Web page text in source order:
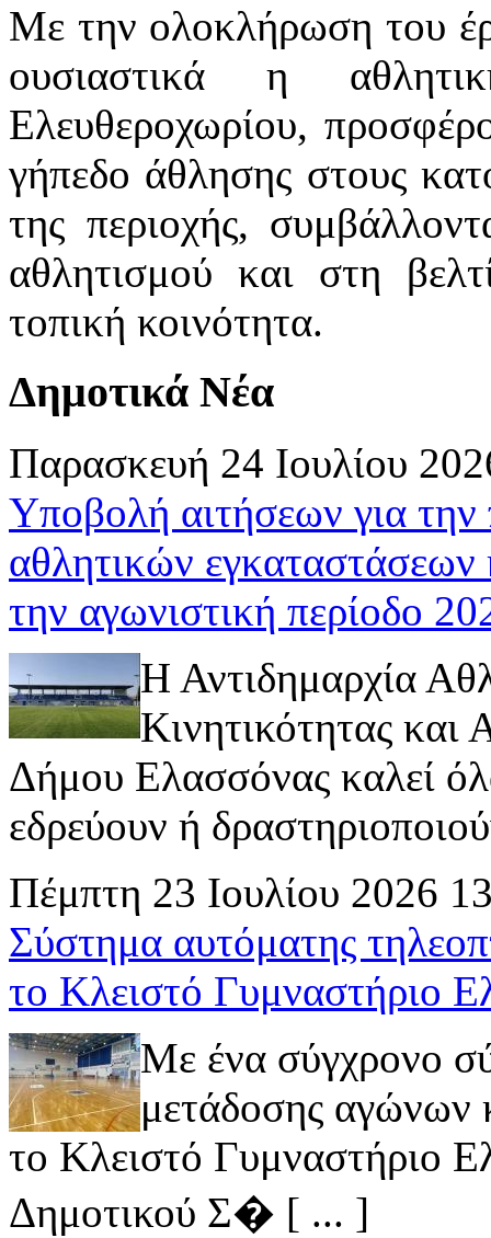
Με την ολοκλήρωση του
ουσιαστικά η
Ελευθεροχωρίου,
γήπεδο άθλησης στους
της περιοχής,
αθλητισμού και στη
τοπική κοινότητα.
Δημοτικά Νέα
Παρασκευή 24 Ιουλίου
Υποβολή αιτήσεων για
αθλητικών
την αγωνιστική περίοδο
Η Αντιδημαρχία
Κινητικότητας
Δήμου Ελασσόνας καλεί
εδρεύουν ή
Πέμπτη 23 Ιουλίου 2026
Σύστημα αυτόματης
το Κλειστό Γυμναστήριο
Με ένα σύγχρονο
μετάδοσης αγώνων
το Κλειστό Γυμναστήριο
Δημοτικού Σ� [ ... ]